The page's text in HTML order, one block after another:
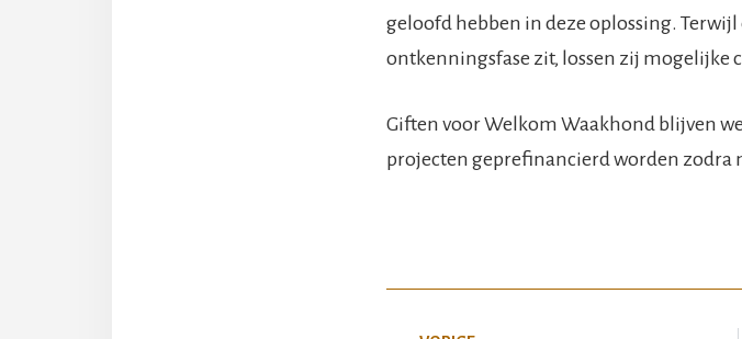
geloofd hebben in deze oplossing.
ontkenningsfase zit, lossen zij mogelijke
Giften voor Welkom Waakhond blijven
projecten geprefinancierd worden zodra